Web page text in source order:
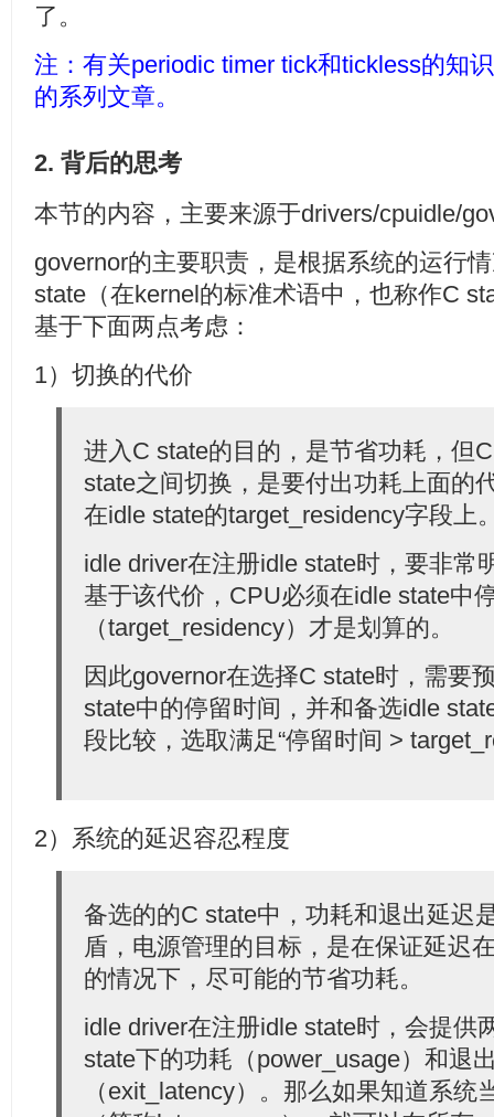
了。
注：有关periodic timer tick和tickless的知
的系列文章。
2. 背后的思考
本节的内容，主要来源于drivers/cpuidle/
governor的主要职责，是根据系统的运行
state（在kernel的标准术语中，也称作C
基于下面两点考虑：
1）切换的代价
进入C state的目的，是节省功耗，但
state之间切换，是要付出功耗上面的
在idle state的target_residency字段上
idle driver在注册idle state时，要非常
基于该代价，CPU必须在idle state中
（target_residency）才是划算的。
因此governor在选择C state时，需要
state中的停留时间，并和备选idle
段比较，选取满足“停留时间 >
2）系统的延迟容忍程度
备选的的C state中，功耗和退出延迟
盾，电源管理的目标，是在保证延迟
的情况下，尽可能的节省功耗。
idle driver在注册idle state时，会提供
state下的功耗（power_usage）和退
（exit_latency）。那么如果知道系统